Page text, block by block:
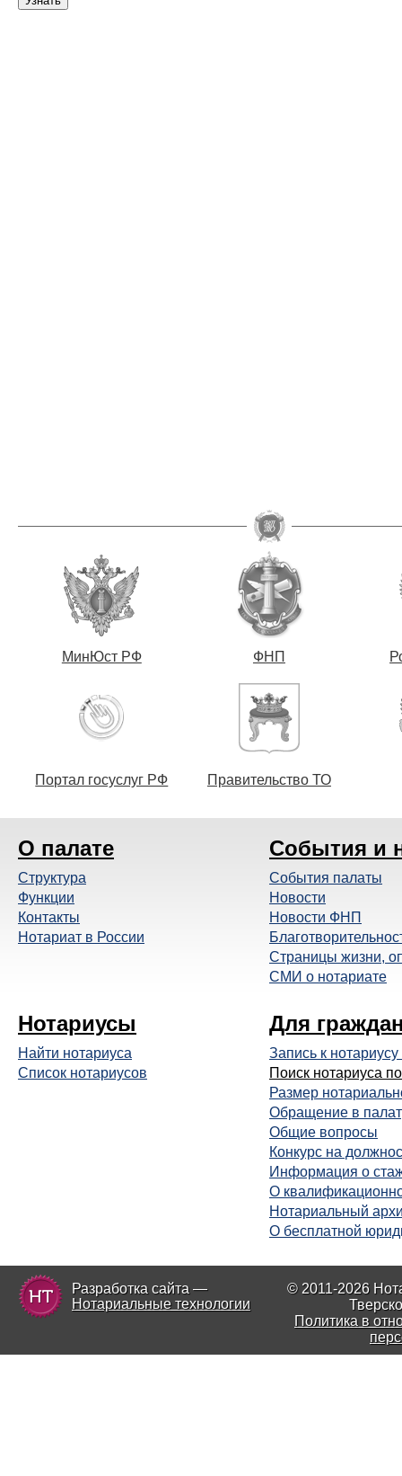
МинЮст РФ ФНП
Портал госуслуг РФ Правительство ТО
О палате
Структура
Функции
Контакты
Нотариат в России
События и
События палаты
Новости
Новости ФНП
Страницы жизни,
СМИ о нотариате
Нотариусы
Найти нотариуса
Список нотариусов
Для
Запись к нотариусу
Поиск нотариуса
Размер
Обращение в
Общие вопросы
Конкурс на
Информация о
О
Нотариальный
О бесплатной
Разработка сайта —
Нотариальные технологии
© 2011-2026
Политика в